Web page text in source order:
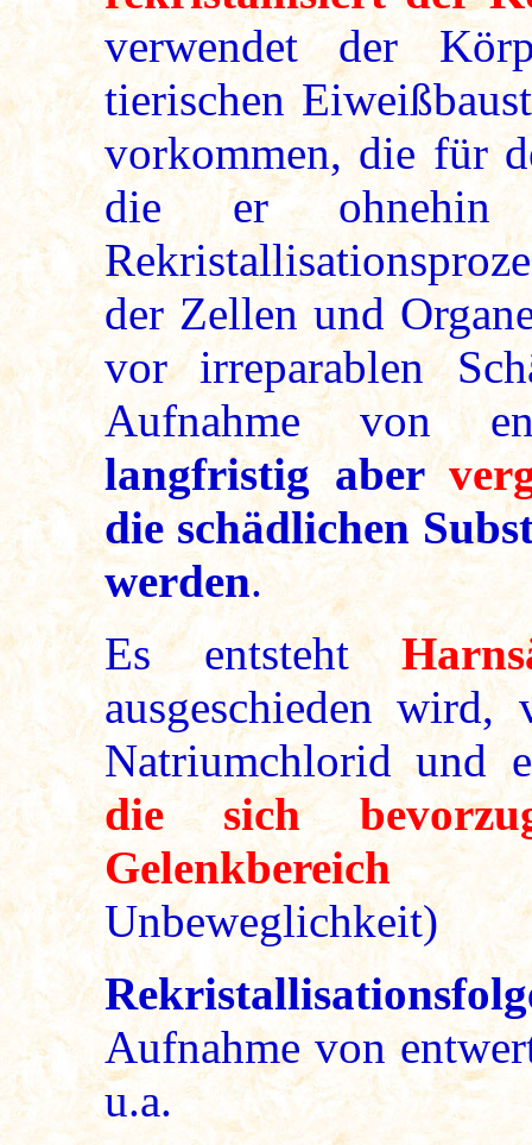
verwendet der
tierischen
vorkommen, die für
die er ohnehin
der Zellen und
vor irreparablen
Aufnahme von
langfristig aber
die schädlichen
werden.
Es entsteht
ausgeschieden
Natriumchlorid und
die sich
Gelenkbereich
Unbeweglichkeit)
Aufnahme von
u.a.